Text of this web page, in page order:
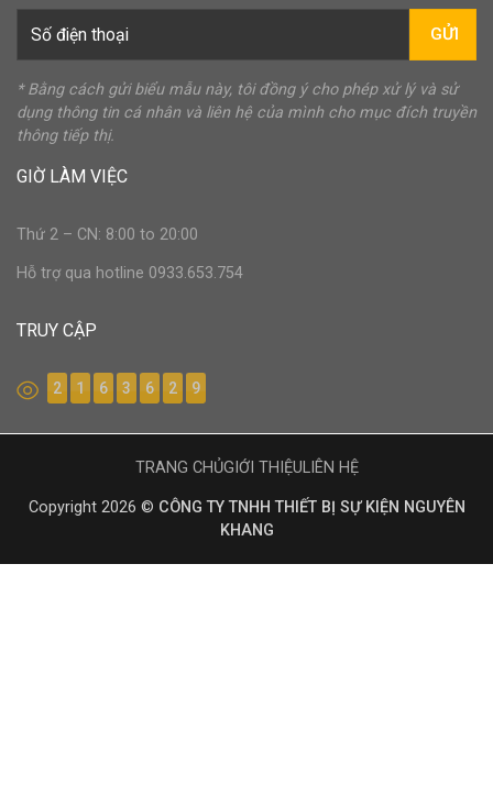
GỬI
* Bằng cách gửi biểu mẫu này, tôi đồng ý cho phép xử lý và sử
dụng thông tin cá nhân và liên hệ của mình cho mục đích truyền
thông tiếp thị.
GIỜ LÀM VIỆC
Thứ 2 – CN: 8:00 to 20:00
Hỗ trợ qua hotline 0933.653.754
TRUY CẬP
2 1 6 3 6 2 9
Copyright 2026 © CÔNG TY TNHH THIẾT BỊ SỰ KIỆN NGUYÊN
KHANG
TRANG CHỦGIỚI THIỆULIÊN HỆ